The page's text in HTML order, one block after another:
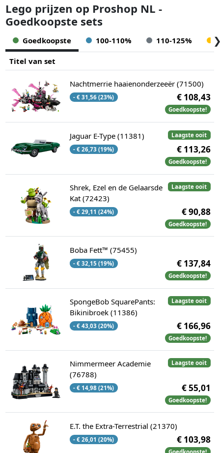
Lego prijzen op Proshop NL -
Goedkoopste sets
Goedkoopste 100-110% 110-125%
Titel van set
Nachtmerrie haaienonderzeeër (71500)
- € 31,56 (23%) € 108,43
Goedkoopste!
Laagste ooit
Jaguar E-Type (11381)
- € 26,73 (19%) € 113,26
Goedkoopste!
Laagste ooit
Shrek, Ezel en de Gelaarsde
Kat (72423)
- € 29,11 (24%) € 90,88
Goedkoopste!
Boba Fett™ (75455)
- € 32,15 (19%) € 137,84
Goedkoopste!
Laagste ooit
SpongeBob SquarePants:
Bikinibroek (11386)
- € 43,03 (20%) € 166,96
Goedkoopste!
Laagste ooit
Nimmermeer Academie
(76788)
- € 14,98 (21%) € 55,01
Goedkoopste!
E.T. the Extra-Terrestrial (21370)
- € 26,01 (20%) € 103,98